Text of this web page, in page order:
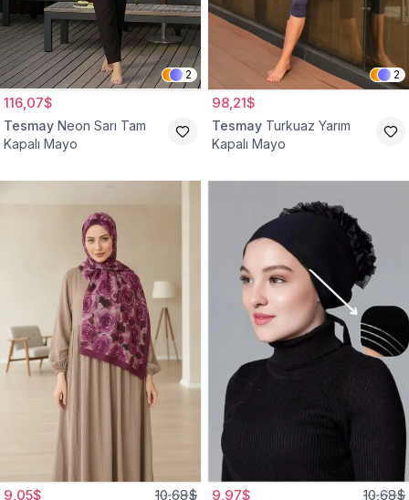
2
116,07$
Tesmay Neon Sarı Tam
Kapalı Mayo
2
98,21$
Tesmay Turkuaz Yarım
Kapalı Mayo
9,05$ 10,68$ 9,97$ 10,68$